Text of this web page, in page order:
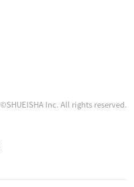
©SHUEISHA Inc. All rights reserved.